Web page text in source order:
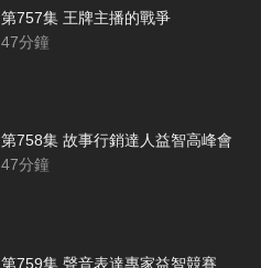
第757集 王牌主播的戰爭
47分鐘
第758集 故事行銷達人益智高峰會
47分鐘
第759集 聲音表達專家益智競賽